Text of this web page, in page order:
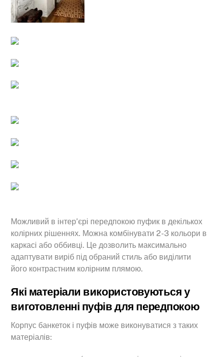
Можливий в інтер’єрі передпокою пуфик в декількох
колірних рішеннях. Можна комбінувати 2-3 кольори в
каркасі або оббивці. Це дозволить максимально
адаптувати виріб під обраний стиль або виділити
його контрастним колірним плямою.
Які матеріали використовуються у
виготовленні пуфів для передпокою
Корпус банкеток і пуфів може виконуватися з таких
матеріалів: